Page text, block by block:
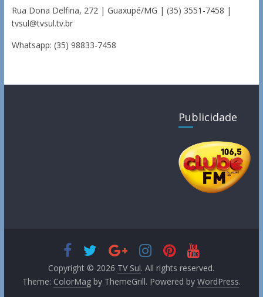
Rua Dona Delfina, 272 | Guaxupé/MG | (35) 3551-7458 |
tvsul@tvsul.tv.br
Whatsapp: (35) 98833-7458
Publicidade
Copyright © 2026 TV Sul. All rights reserved.
Theme: ColorMagby ThemeGrill. Powered by WordPress.